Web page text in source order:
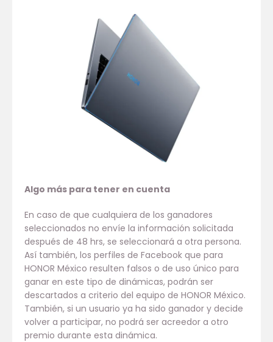
Algo más para tener en cuenta
En caso de que cualquiera de los ganadores
seleccionados no envíe la información solicitada
después de 48 hrs, se seleccionará a otra persona.
Así también, los perfiles de Facebook que para
HONOR México resulten falsos o de uso único para
ganar en este tipo de dinámicas, podrán ser
descartados a criterio del equipo de HONOR México.
También, si un usuario ya ha sido ganador y decide
volver a participar, no podrá ser acreedor a otro
premio durante esta dinámica.